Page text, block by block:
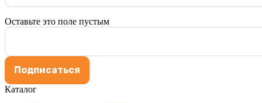
Оставьте это поле пустым
Подписаться
Каталог